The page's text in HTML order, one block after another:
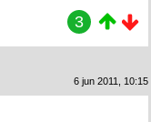
3
6 jun 2011, 10:15